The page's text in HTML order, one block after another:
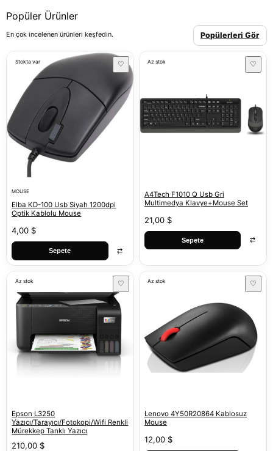
Popüler Ürünler
En çok incelenen ürünleri keşfedin. Popülerleri Gör
Stokta var ♡
MOUSE
Elba KD-100 Usb Siyah 1200dpi
Optik Kablolu Mouse
4,00 $
Sepete ⇄
Az stok ♡
A4Tech F1010 Q Usb Gri
Multimedya Klavye+Mouse Set
21,00 $
Sepete ⇄
Az stok ♡
Epson L3250
Yazıcı/Tarayıcı/Fotokopi/Wifi Renkli
Mürekkep Tanklı Yazıcı
210,00 $
Az stok ♡
Lenovo 4Y50R20864 Kablosuz
Mouse
12,00 $